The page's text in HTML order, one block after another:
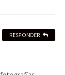
RESPONDER